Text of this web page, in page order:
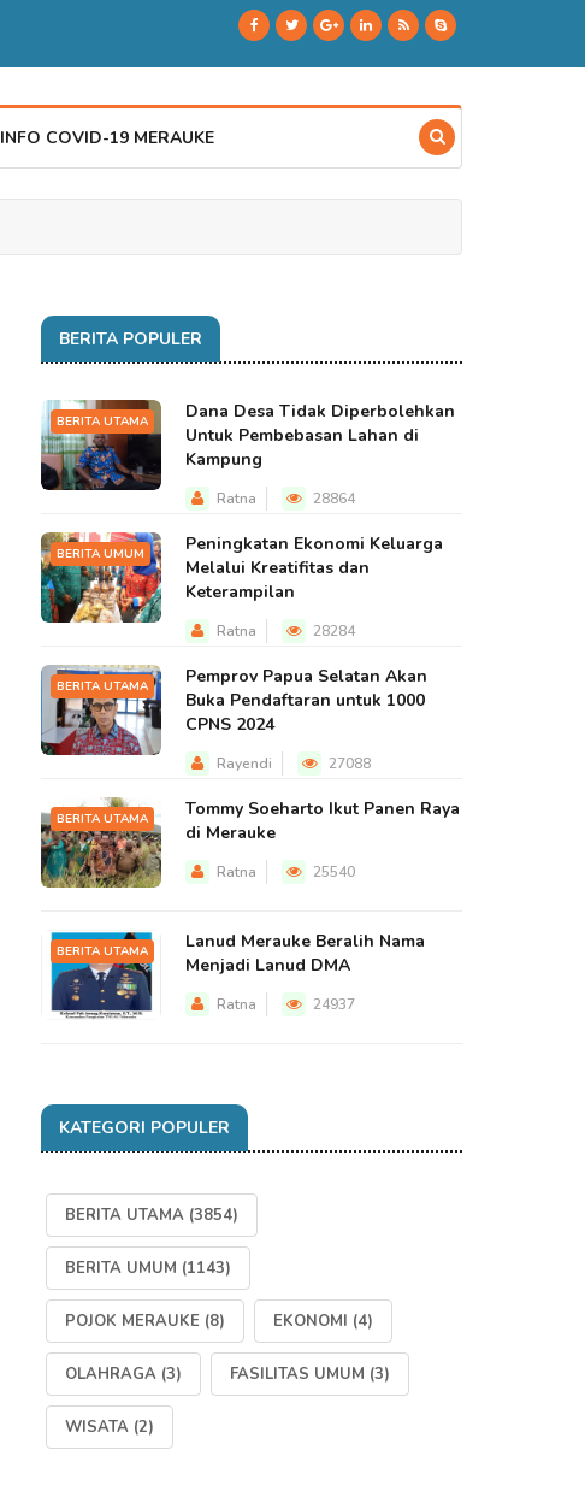
INFO COVID-19 MERAUKE
BERITA POPULER
BERITA UTAMA
Dana Desa Tidak Diperbolehkan
Untuk Pembebasan Lahan di
Kampung
Ratna 28864
BERITA UMUM
Peningkatan Ekonomi Keluarga
Melalui Kreatifitas dan
Keterampilan
Ratna 28284
BERITA UTAMA
Pemprov Papua Selatan Akan
Buka Pendaftaran untuk 1000
CPNS 2024
Rayendi 27088
BERITA UTAMA
Tommy Soeharto Ikut Panen Raya
di Merauke
Ratna 25540
BERITA UTAMA
Lanud Merauke Beralih Nama
Menjadi Lanud DMA
Ratna 24937
KATEGORI POPULER
BERITA UTAMA (3854)
BERITA UMUM (1143)
POJOK MERAUKE (8) EKONOMI (4)
OLAHRAGA (3) FASILITAS UMUM (3)
WISATA (2)